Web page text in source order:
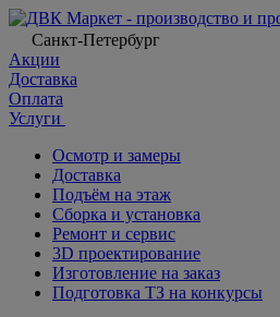
Санкт-Петербург
Акции
Доставка
Оплата
Услуги
Осмотр и замеры
Доставка
Подъём на этаж
Сборка и установка
Ремонт и сервис
3D проектирование
Изготовление на заказ
Подготовка ТЗ на конкурсы